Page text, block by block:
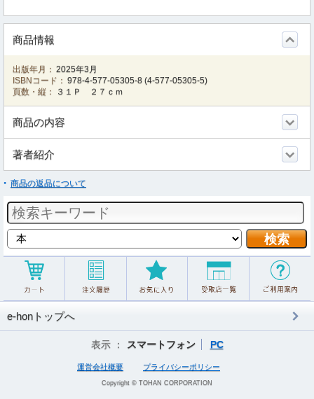
商品情報
出版年月： 2025年3月
ISBNコード： 978-4-577-05305-8 (4-577-05305-5)
頁数・縦：
３１Ｐ ２７ｃｍ
商品の内容
著者紹介
商品の返品について
e-honトップへ
表示 ： スマートフォン PC
運営会社概要 プライバシーポリシー
Copyright © TOHAN CORPORATION